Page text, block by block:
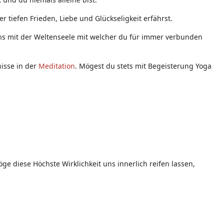
tiefen Frieden, Liebe und Glückseligkeit erfährst.
mit der Weltenseele mit welcher du für immer verbunden
in der Meditation. Mögest du stets mit Begeisterung Yoga
diese Höchste Wirklichkeit uns innerlich reifen lassen,